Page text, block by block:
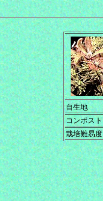
自生地
コンポスト
栽培難易度